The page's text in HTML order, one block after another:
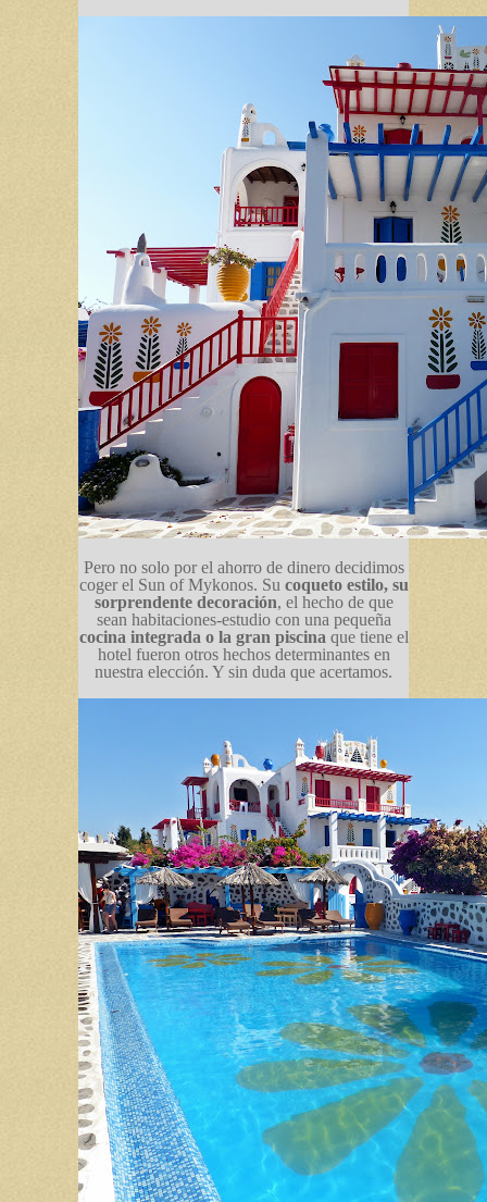
Pero no solo por el ahorro de dinero decidimos
coger el Sun of Mykonos. Su coqueto estilo, su
sorprendente decoración, el hecho de que
sean habitaciones-estudio con una pequeña
cocina integrada o la gran piscina que tiene el
hotel fueron otros hechos determinantes en
nuestra elección. Y sin duda que acertamos.